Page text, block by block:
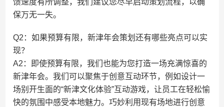
保万无一失。
Q2：如果预算有限，新津年会策划还有哪些亮点可以实
现？
A2：即使预算有限，我们也能为您打造一场充满惊喜的
新津年会。我们可以聚焦于创意互动环节，例如设计一
场别开生面的“新津文化体验”互动游戏，让员工在轻松愉
快的氛围中感受本地魅力。巧妙利用现有场地进行创意